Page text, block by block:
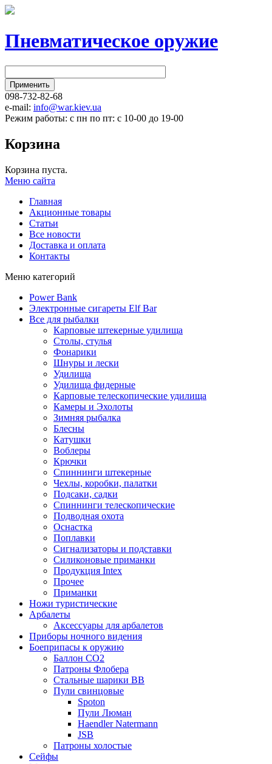
Пневматическое оружие
098-732-82-68
e-mail: info@war.kiev.ua
Режим работы: с пн по пт: с 10-00 до 19-00
Корзина
Корзина пуста.
Меню сайта
Главная
Акционные товары
Статьи
Все новости
Доставка и оплата
Контакты
Меню категорий
Power Bank
Электронные сигареты Elf Bar
Все для рыбалки
Карповые штекерные удилища
Столы, стулья
Фонарики
Шнуры и лески
Удилища
Удилища фидерные
Карповые телескопические удилища
Камеры и Эхолоты
Зимняя рыбалка
Блесны
Катушки
Воблеры
Крючки
Спиннинги штекерные
Чехлы, коробки, палатки
Подсаки, садки
Спиннинги телескопические
Подводная охота
Оснастка
Поплавки
Сигнализаторы и подставки
Силиконовые приманки
Продукция Intex
Прочее
Приманки
Ножи туристические
Арбалеты
Аксессуары для арбалетов
Приборы ночного видения
Боеприпасы к оружию
Баллон CO2
Патроны Флобера
Стальные шарики ВВ
Пули свинцовые
Spoton
Пули Люман
Haendler Natermann
JSB
Патроны холостые
Сейфы